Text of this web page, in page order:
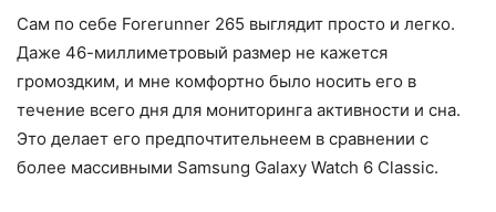
Сам по себе Forerunner 265 выглядит просто и легко.
Даже 46-миллиметровый размер не кажется
громоздким, и мне комфортно было носить его в
течение всего дня для мониторинга активности и сна.
Это делает его предпочтительнеем в сравнении с
более массивными Samsung Galaxy Watch 6 Classic.